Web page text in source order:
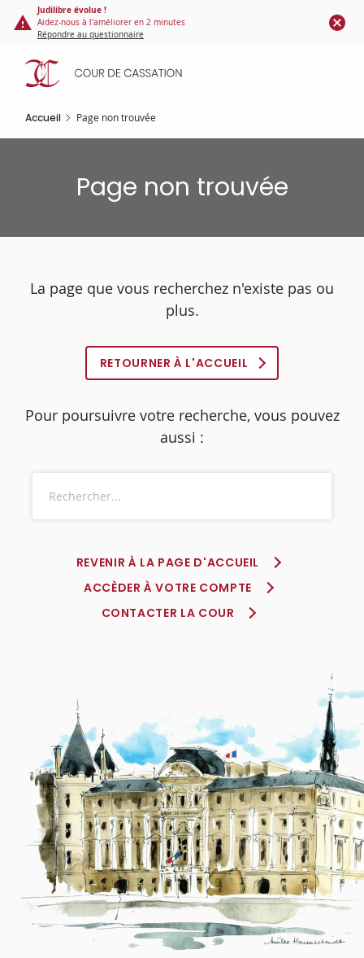
Panneau de gestion des cookies
contenu
principal
Judilibre évolue !
Aidez-nous à l'améliorer en 2 minutes
Répondre au questionnaire
Accueil Page non trouvée
Page non trouvée
La page que vous recherchez n'existe pas ou
plus.
RETOURNER À L'ACCUEIL
Pour poursuivre votre recherche, vous pouvez
aussi :
REVENIR À LA PAGE D'ACCUEIL
ACCÈDER À VOTRE COMPTE
CONTACTER LA COUR